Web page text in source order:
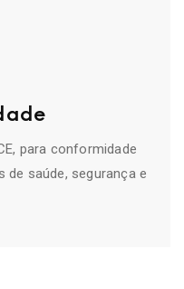
para conformidade
saúde, segurança e